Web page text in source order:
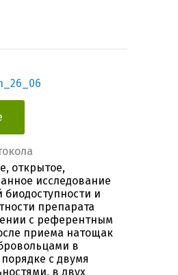
открытое,
исследование
биодоступности и
препарата
с референтным
приема натощак
в
с двумя
в двух